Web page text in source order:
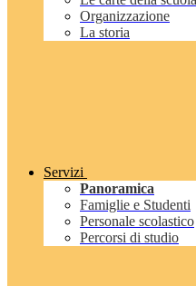
Organizzazione
La storia
Servizi
Panoramica
Famiglie e Studenti
Personale scolastico
Percorsi di studio